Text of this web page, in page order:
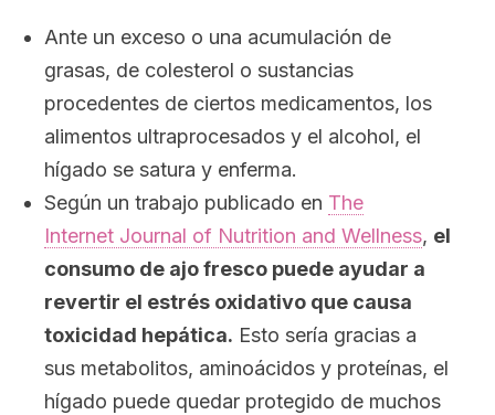
Ante un exceso o una acumulación de
grasas, de colesterol o sustancias
procedentes de ciertos medicamentos, los
alimentos ultraprocesados y el alcohol, el
hígado se satura y enferma.
Según un trabajo publicado en The
Internet Journal of Nutrition and Wellness, el
consumo de ajo fresco puede ayudar a
revertir el estrés oxidativo que causa
toxicidad hepática. Esto sería gracias a
sus metabolitos, aminoácidos y proteínas, el
hígado puede quedar protegido de muchos